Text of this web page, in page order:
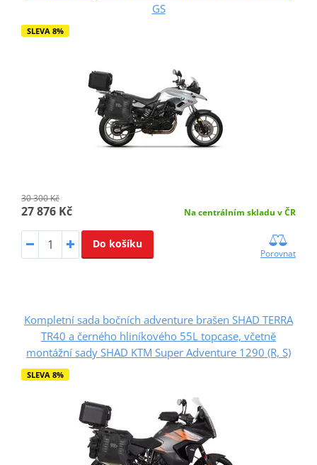
GS
SLEVA 8%
30 300 Kč
27 876 Kč Na centrálním skladu v ČR
Do košíku
Porovnat
Kompletní sada bočních adventure brašen SHAD TERRA
TR40 a černého hliníkového 55L topcase, včetně
montážní sady SHAD KTM Super Adventure 1290 (R, S)
SLEVA 8%